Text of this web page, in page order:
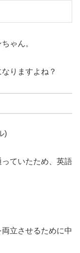
ゃん。
りますよね？
)
ていたため、英語
立させるために中